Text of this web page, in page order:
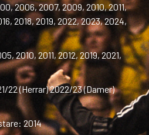
2006, 2007, 2009, 2010, 2011,
2018, 2019, 2022, 2023, 2024,
2010, 2011, 2012, 2019, 2021,
22 (Herrar) 2022/23 (Damer)
2014